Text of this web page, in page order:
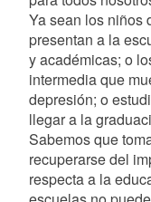
Ya sean los niños
presentan a la
y académicas; o
intermedia que
depresión; o
llegar a la
Sabemos que
recuperarse del
respecta a la